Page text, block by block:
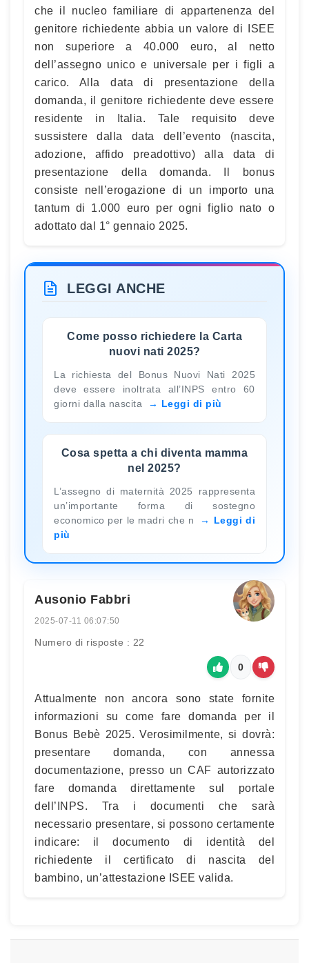
che il nucleo familiare di appartenenza del
genitore richiedente abbia un valore di ISEE
non superiore a 40.000 euro, al netto
dell’assegno unico e universale per i figli a
carico. Alla data di presentazione della
domanda, il genitore richiedente deve essere
residente in Italia. Tale requisito deve
sussistere dalla data dell’evento (nascita,
adozione, affido preadottivo) alla data di
presentazione della domanda. Il bonus
consiste nell’erogazione di un importo una
tantum di 1.000 euro per ogni figlio nato o
adottato dal 1° gennaio 2025.
LEGGI ANCHE
Come posso richiedere la Carta
nuovi nati 2025?
La richiesta del Bonus Nuovi Nati 2025
deve essere inoltrata all’INPS entro 60
giorni dalla nascita
Leggi di più
Cosa spetta a chi diventa mamma
nel 2025?
L’assegno di maternità 2025 rappresenta
un’importante forma di sostegno
economico per le madri che n
Leggi di
più
Ausonio Fabbri
2025-07-11 06:07:50
Numero di risposte : 22
0
Attualmente non ancora sono state fornite
informazioni su come fare domanda per il
Bonus Bebè 2025. Verosimilmente, si dovrà:
presentare domanda, con annessa
documentazione, presso un CAF autorizzato
fare domanda direttamente sul portale
dell’INPS. Tra i documenti che sarà
necessario presentare, si possono certamente
indicare: il documento di identità del
richiedente il certificato di nascita del
bambino, un’attestazione ISEE valida.